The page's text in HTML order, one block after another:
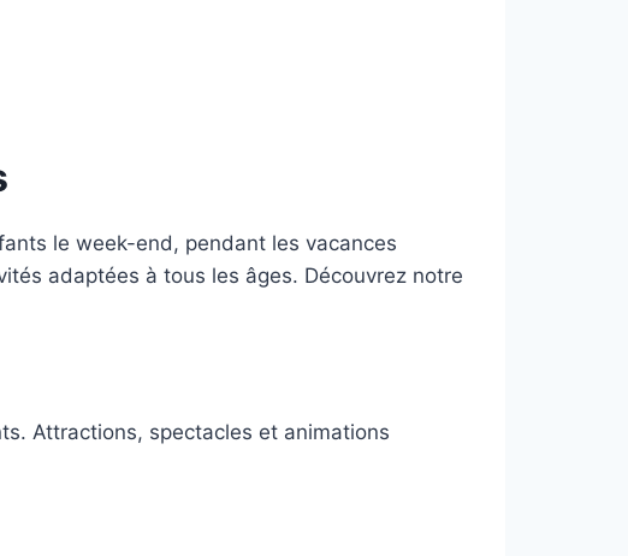
le week-end, pendant les vacances
adaptées à tous les âges. Découvrez notre
Attractions, spectacles et animations